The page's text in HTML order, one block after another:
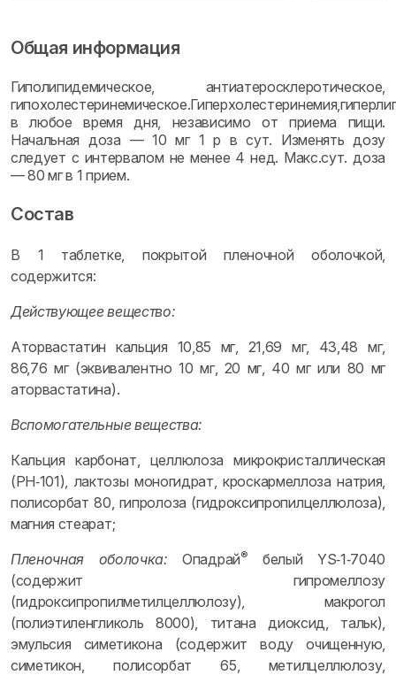
Общая информация
Гиполипидемическое, антиатеросклеротическое,
в любое время дня, независимо от приема пищи.
Начальная доза — 10 мг 1 р в сут. Изменять дозу
следует с интервалом не менее 4 нед. Макс.сут. доза
— 80 мг в 1 прием.
Состав
В 1 таблетке, покрытой пленочной оболочкой,
содержится:
Действующее вещество:
Аторвастатин кальция 10,85 мг, 21,69 мг, 43,48 мг,
86,76 мг (эквивалентно 10 мг, 20 мг, 40 мг или 80 мг
аторвастатина).
Вспомогательные вещества:
Кальция карбонат, целлюлоза микрокристаллическая
(PH‑101), лактозы моногидрат, кроскармеллоза натрия,
полисорбат 80, гипролоза (гидроксипропилцеллюлоза),
магния стеарат;
Пленочная оболочка: Опадрай®
белый YS‑1‑7040
(содержит гипромеллозу
(гидроксипропилметилцеллюлозу), макрогол
(полиэтиленгликоль 8000), титана диоксид, тальк),
эмульсия симетикона (содержит воду очищенную,
симетикон, полисорбат 65, метилцеллюлозу,